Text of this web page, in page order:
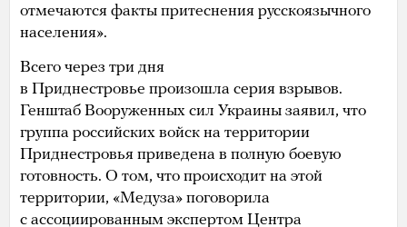
отмечаются факты притеснения русскоязычного
населения».
Всего через три дня
в Приднестровье произошла серия взрывов.
Генштаб Вооруженных сил Украины заявил, что
группа российских войск на территории
Приднестровья приведена в полную боевую
готовность. О том, что происходит на этой
территории, «Медуза» поговорила
с ассоциированным экспертом Центра